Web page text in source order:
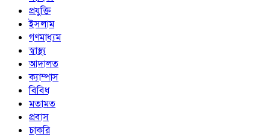
প্রযুক্তি
ইসলাম
গণমাধ্যম
স্বাস্থ্য
আদালত
ক্যাম্পাস
বিবিধ
মতামত
প্রবাস
চাকরি